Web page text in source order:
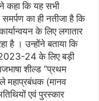
कहा कि यह सभी
समर्पण का ही नतीजा है कि
के लिए लगातार
है । उन्होंने बताया कि
2023-24 के लिए बड़ी
शील्ड “प्रथम
महाप्रबंधक (मानव
एवं पुरस्कार